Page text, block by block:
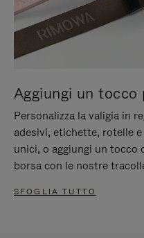
Aggiungi un tocco
Personalizza la valigia in
adesivi, etichette, rotelle
unici, o aggiungi un tocco
borsa con le nostre
SFOGLIA TUTTO